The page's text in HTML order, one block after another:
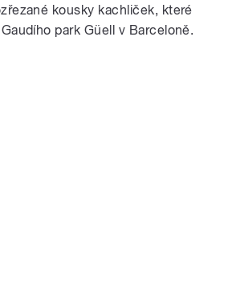
kousky kachliček, které
park Güell v Barceloně.